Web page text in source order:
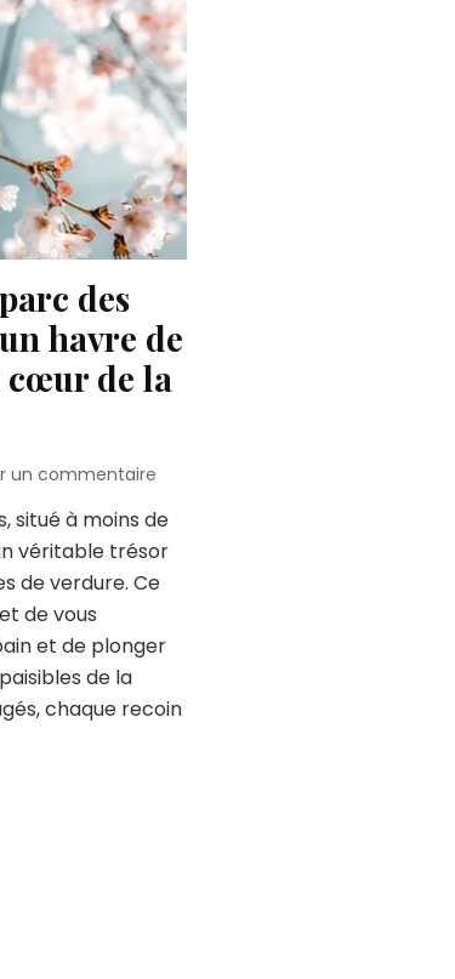
des
havre de
cœur de la
un commentairesur
du
parc
des
un
de
situé à moins de
véritable trésor
de verdure. Ce
de vous
et de plonger
de la
chaque recoin